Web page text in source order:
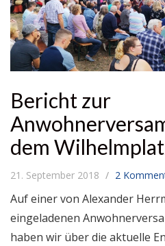
Bericht zur
dem
21. September 2018 2
Auf einer von Alexander
eingeladenen
haben wir über die aktuelle